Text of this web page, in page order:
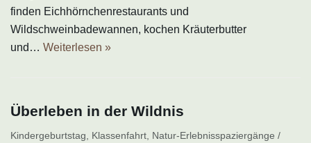
finden Eichhörnchenrestaurants und
Wildschweinbadewannen, kochen Kräuterbutter
und… Weiterlesen »
Überleben in der Wildnis
Kindergeburtstag, Klassenfahrt, Natur-Erlebnisspaziergänge /